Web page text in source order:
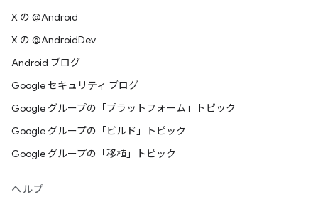
X の @Android
X の @AndroidDev
Android ブログ
Google セキュリティ ブログ
Google グループの「プラットフォーム」トピック
Google グループの「ビルド」トピック
Google グループの「移植」トピック
ヘルプ